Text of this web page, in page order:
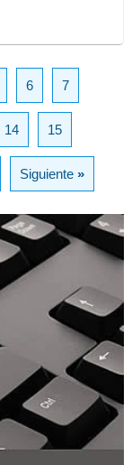
6 7
14 15
Siguiente»